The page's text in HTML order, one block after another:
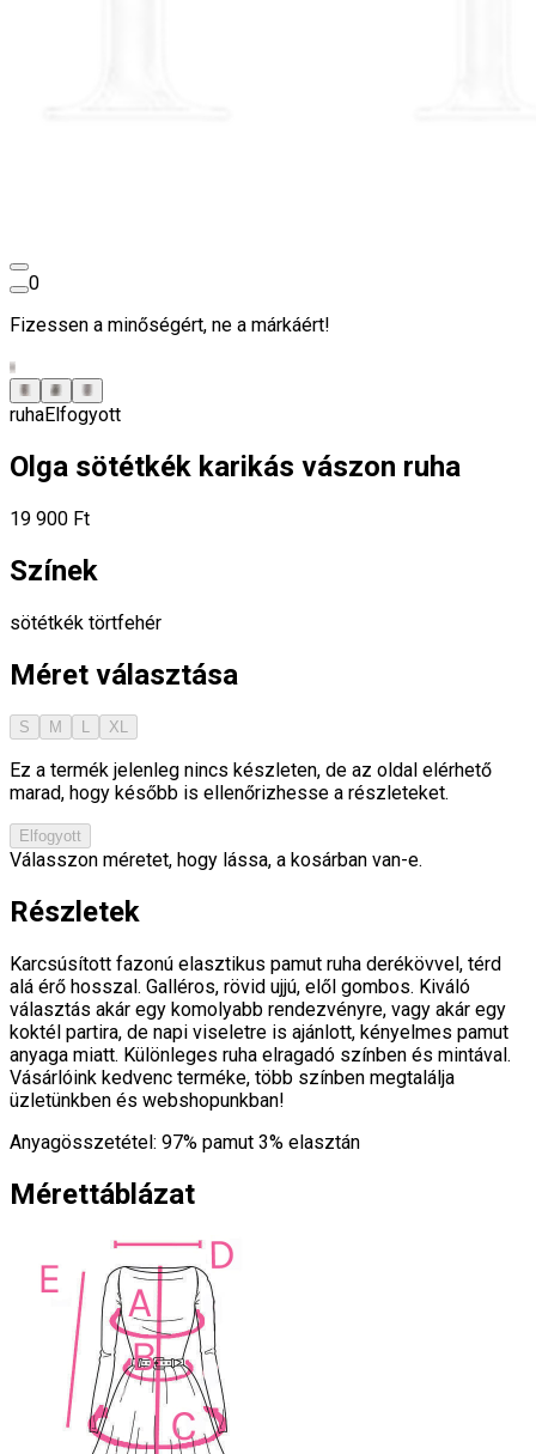
0
Fizessen a minőségért, ne a márkáért!
ruhaElfogyott
Olga sötétkék karikás vászon ruha
19 900 Ft
Színek
sötétkék törtfehér
Méret választása
S M L XL
Ez a termék jelenleg nincs készleten, de az oldal elérhető
marad, hogy később is ellenőrizhesse a részleteket.
Elfogyott
Válasszon méretet, hogy lássa, a kosárban van-e.
Részletek
Karcsúsított fazonú elasztikus pamut ruha derékövvel, térd
alá érő hosszal. Galléros, rövid ujjú, elől gombos. Kiváló
választás akár egy komolyabb rendezvényre, vagy akár egy
koktél partira, de napi viseletre is ajánlott, kényelmes pamut
anyaga miatt. Különleges ruha elragadó színben és mintával.
Vásárlóink kedvenc terméke, több színben megtalálja
üzletünkben és webshopunkban!
Anyagösszetétel: 97% pamut 3% elasztán
Mérettáblázat